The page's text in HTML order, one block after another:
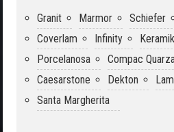
Granit Marmor Schiefer
Coverlam
Infinity
Porcelanosa
Compac
Caesarstone
Dekton
Santa Margherita